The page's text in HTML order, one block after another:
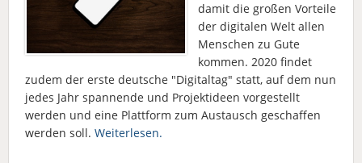
damit die großen Vorteile
der digitalen Welt allen
Menschen zu Gute
kommen. 2020 findet
zudem der erste deutsche "Digitaltag" statt, auf dem nun
jedes Jahr spannende und Projektideen vorgestellt
werden und eine Plattform zum Austausch geschaffen
werden soll. Weiterlesen.